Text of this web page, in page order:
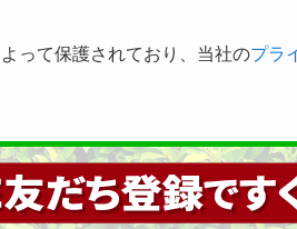
って保護されており、当社のプラ